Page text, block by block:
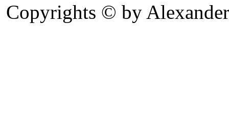
Copyrights © by